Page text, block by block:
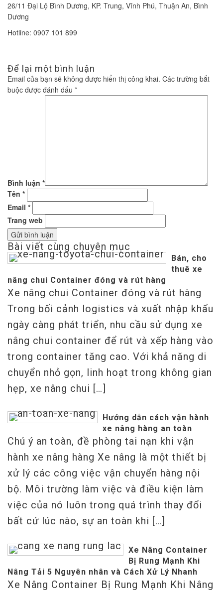
26/11 Đại Lộ Bình Dương, KP. Trung, Vĩnh Phú, Thuận An, Bình
Dương
Hotline: 0907 101 899
Để lại một bình luận
Email của bạn sẽ không được hiển thị công khai. Các trường bắt
buộc được đánh dấu *
Bình luận *
Tên *
Email *
Trang web
Bài viết cùng chuyên mục
Bán, cho
thuê xe
nâng chui Container đóng và rút hàng
Xe nâng chui Container đóng và rút hàng
Trong bối cảnh logistics và xuất nhập khẩu
ngày càng phát triển, nhu cầu sử dụng xe
nâng chui container để rút và xếp hàng vào
trong container tăng cao. Với khả năng di
chuyển nhỏ gọn, linh hoạt trong không gian
hẹp, xe nâng chui […]
Hướng dẫn cách vận hành
xe nâng hàng an toàn
Chú ý an toàn, đề phòng tai nạn khi vận
hành xe nâng hàng Xe nâng là một thiết bị
xử lý các công việc vận chuyển hàng nội
bộ. Môi trường làm việc và điều kiện làm
việc của nó luôn trong quá trình thay đổi
bất cứ lúc nào, sự an toàn khi […]
Xe Nâng Container
Bị Rung Mạnh Khi
Nâng Tải 5 Nguyên nhân và Cách Xử Lý Nhanh
Xe Nâng Container Bị Rung Mạnh Khi Nâng